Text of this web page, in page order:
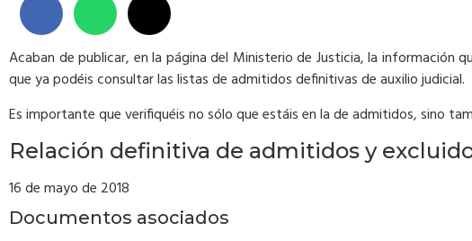
Acaban de publicar, en la página del Ministerio de Justicia, la información
que ya podéis consultar las listas de admitidos definitivas de auxilio judicial.
Es importante que verifiquéis no sólo que estáis en la de admitidos, sino
Relación definitiva de admitidos y
16 de mayo de 2018
Documentos asociados